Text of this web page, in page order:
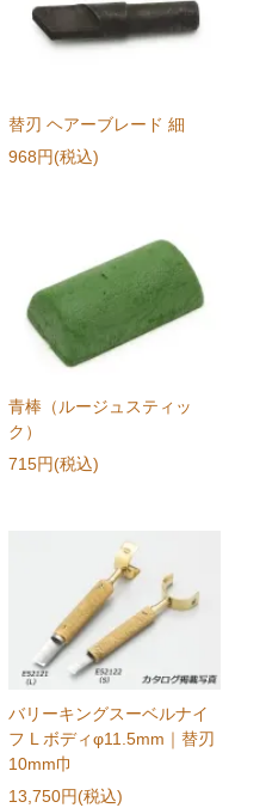
替刃 ヘアーブレード 細
968円(税込)
青棒（ルージュスティッ
ク）
715円(税込)
バリーキングスーベルナイ
フ L ボディφ11.5mm｜替刃
10mm巾
13,750円(税込)